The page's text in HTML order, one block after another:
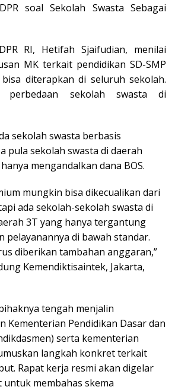
soal Sekolah Swasta Sebagai
RI, Hetifah Sjaifudian, menilai
MK terkait pendidikan SD-SMP
diterapkan di seluruh sekolah.
perbedaan sekolah swasta di
sekolah swasta berbasis
pula sekolah swasta di daerah
mengandalkan dana BOS.
mungkin bisa dikecualikan dari
ada sekolah-sekolah swasta di
3T yang hanya tergantung
pelayanannya di bawah standar.
diberikan tambahan anggaran,”
Kemendiktisaintek, Jakarta,
tengah menjalin
Kementerian Pendidikan Dasar dan
serta kementerian
langkah konkret terkait
Rapat kerja resmi akan digelar
untuk membahas skema